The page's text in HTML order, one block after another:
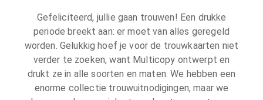
Gefeliciteerd, jullie gaan trouwen! Een drukke
periode breekt aan: er moet van alles geregeld
worden. Gelukkig hoef je voor de trouwkaarten niet
verder te zoeken, want Multicopy ontwerpt en
drukt ze in alle soorten en maten. We hebben een
enorme collectie trouwuitnodigingen, maar we